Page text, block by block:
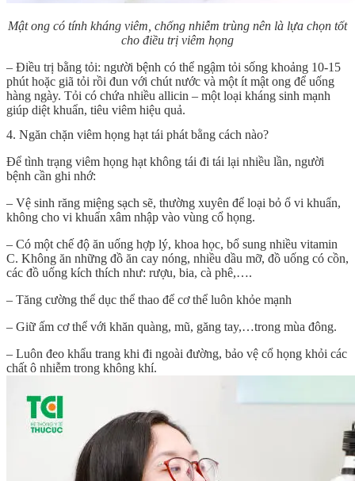
Mật ong có tính kháng viêm, chống nhiễm trùng nên là lựa chọn tốt
cho điều trị viêm họng
– Điều trị bằng tỏi: người bệnh có thể ngậm tỏi sống khoảng 10-15
phút hoặc giã tỏi rồi đun với chút nước và một ít mật ong để uống
hàng ngày. Tỏi có chứa nhiều allicin – một loại kháng sinh mạnh
giúp diệt khuẩn, tiêu viêm hiệu quả.
4. Ngăn chặn viêm họng hạt tái phát bằng cách nào?
Để tình trạng viêm họng hạt không tái đi tái lại nhiều lần, người
bệnh cần ghi nhớ:
– Vệ sinh răng miệng sạch sẽ, thường xuyên để loại bỏ ổ vi khuẩn,
không cho vi khuẩn xâm nhập vào vùng cổ họng.
– Có một chế độ ăn uống hợp lý, khoa học, bổ sung nhiều vitamin
C. Không ăn những đồ ăn cay nóng, nhiều dầu mỡ, đồ uống có cồn,
các đồ uống kích thích như: rượu, bia, cà phê,….
– Tăng cường thể dục thể thao để cơ thể luôn khỏe mạnh
– Giữ ấm cơ thể với khăn quàng, mũ, găng tay,…trong mùa đông.
– Luôn đeo khẩu trang khi đi ngoài đường, bảo vệ cổ họng khỏi các
chất ô nhiễm trong không khí.